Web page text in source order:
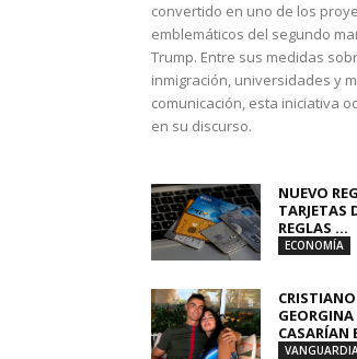
convertido en uno de los
emblemáticos del segundo
Trump. Entre sus medidas
inmigración, universidades y
comunicación, esta iniciativa
en su discurso.
NUEVO
TARJETAS
REGLAS ...
ECONOMÍA
CASARÍAN